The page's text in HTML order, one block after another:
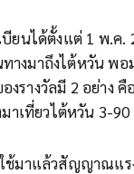
ยนได้ตั้งแต่ 1 พ.ค.
างมาถึงไต้หวัน พอ
รางวัลมี 2 อย่าง คื
าเที่ยวไต้หวัน 3-90
ช้มาแล้วสัญญาณแร